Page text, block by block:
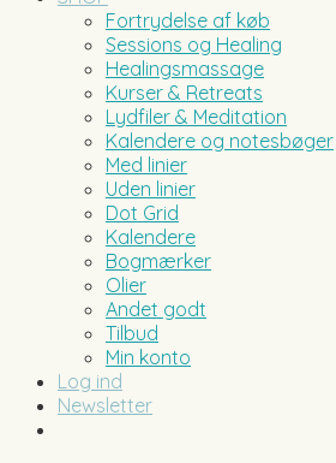
Fortrydelse af køb
Sessions og Healing
Healingsmassage
Kurser & Retreats
Lydfiler & Meditation
Kalendere og notesbøger
Med linier
Uden linier
Dot Grid
Kalendere
Bogmærker
Olier
Andet godt
Tilbud
Min konto
Log ind
Newsletter